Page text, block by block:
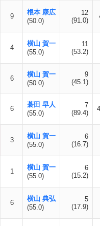
9
根本 康広
(50.0)
12
(91.0)
4
横山 賀一
(55.0)
11
(53.2)
6
横山 賀一
(50.0)
9
(45.1)
6
蓑田 早人
(55.0)
7
(89.4)
3
横山 賀一
(55.0)
6
(16.7)
1
横山 賀一
(55.0)
6
(15.2)
6
横山 典弘
(55.0)
5
(17.9)